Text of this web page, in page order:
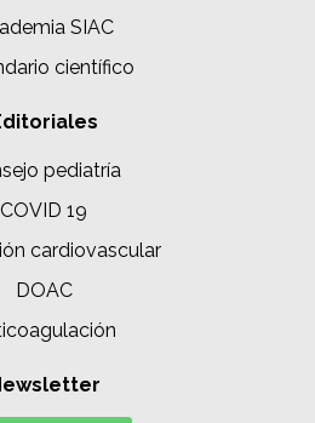
SIAC
científico
pediatría
COVID 19
cardiovascular
DOAC